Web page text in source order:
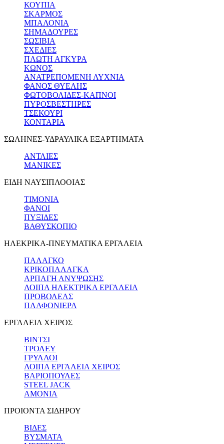
ΚΟΥΠΙΑ
ΣΚΑΡΜΟΣ
ΜΠΑΛΟΝΙΑ
ΣΗΜΑΔΟΥΡΕΣ
ΣΩΣΙΒΙΑ
ΣΧΕΔΙΕΣ
ΠΛΩΤΗ ΑΓΚΥΡΑ
ΚΩΝΟΣ
ΑΝΑΤΡΕΠΟΜΕΝΗ ΛΥΧΝΙΑ
ΦΑΝΟΣ ΘΥΕΛΗΣ
ΦΩΤΟΒΟΛΙΔΕΣ-ΚΑΠΝΟΙ
ΠΥΡΟΣΒΕΣΤΗΡΕΣ
ΤΣΕΚΟΥΡΙ
ΚΟΝΤΑΡΙΑ
ΣΩΛΗΝΕΣ-ΥΔΡΑΥΛΙΚΑ ΕΞΑΡΤΗΜΑΤΑ
ΑΝΤΛΙΕΣ
ΜΑΝΙΚΕΣ
ΕΙΔΗ ΝΑΥΣΙΠΛΟΟΙΑΣ
ΤΙΜΟΝΙΑ
ΦΑΝΟΙ
ΠΥΞΙΔΕΣ
ΒΑΘΥΣΚΟΠΙΟ
ΗΛΕΚΡΙΚΑ-ΠΝΕΥΜΑΤΙΚΑ ΕΡΓΑΛΕΙΑ
ΠΑΛΑΓΚΟ
ΚΡΙΚΟΠΑΛΑΓΚΑ
ΑΡΠΑΓΗ ΑΝΥΨΩΣΗΣ
ΛΟΙΠΑ ΗΛΕΚΤΡΙΚΑ ΕΡΓΑΛΕΙΑ
ΠΡΟΒΟΛΕΑΣ
ΠΛΑΦΟΝΙΕΡΑ
ΕΡΓΑΛΕΙΑ ΧΕΙΡΟΣ
ΒΙΝΤΣΙ
ΤΡΟΛΕΥ
ΓΡΥΛΛΟΙ
ΛΟΙΠΑ ΕΡΓΑΛΕΙΑ ΧΕΙΡΟΣ
ΒΑΡΙΟΠΟΥΛΕΣ
STEEL JACK
ΑΜΟΝΙΑ
ΠΡΟΙΟΝΤΑ ΣΙΔΗΡΟΥ
ΒΙΔΕΣ
ΒΥΣΜΑΤΑ